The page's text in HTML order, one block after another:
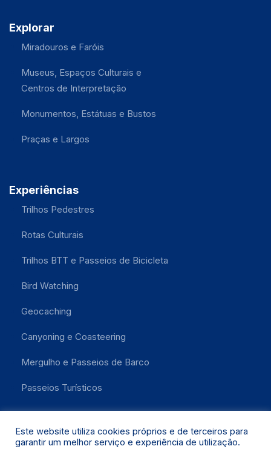
Explorar
Miradouros e Faróis
Museus, Espaços Culturais e
Centros de Interpretação
Monumentos, Estátuas e Bustos
Praças e Largos
Experiências
Trilhos Pedestres
Rotas Culturais
Trilhos BTT e Passeios de Bicicleta
Bird Watching
Geocaching
Canyoning e Coasteering
Mergulho e Passeios de Barco
Passeios Turísticos
Este website utiliza cookies próprios e de terceiros para
garantir um melhor serviço e experiência de utilização.